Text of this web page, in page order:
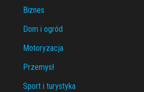
Biznes
Dom i ogród
Motoryzacja
Przemysł
Sport i turystyka